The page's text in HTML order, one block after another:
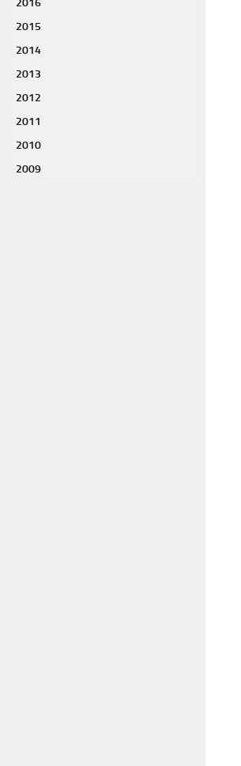
2016
2015
2014
2013
2012
2011
2010
2009